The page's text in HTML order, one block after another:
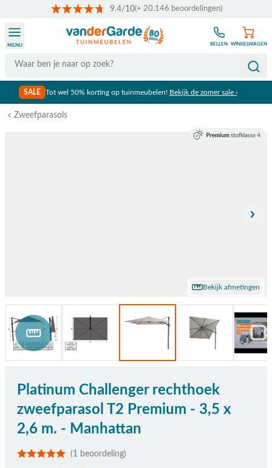
9.4/10(+ 20.146 beoordelingen)
Search
MENU BELLEN WINKELWAGEN
SALE Tot wel 50% korting op tuinmeubelen! Bekijk de zomer sale ›
Zweefparasols
Bekijk afmetingen
Platinum Challenger rechthoek
zweefparasol T2 Premium - 3,5 x
2,6 m. - Manhattan
(1 beoordeling)